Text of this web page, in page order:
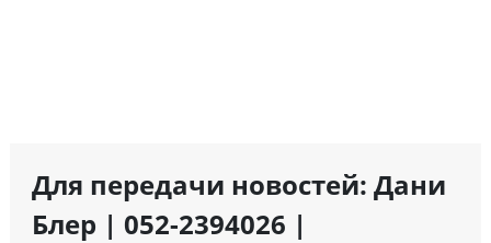
Для передачи новостей: Дани
Блер | 052-2394026 |